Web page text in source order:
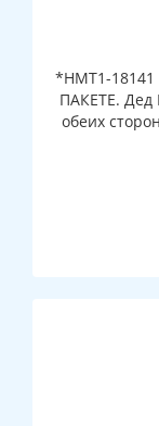
*НМТ1-18141
ПАКЕТЕ. Дед
обеих
упаковке,